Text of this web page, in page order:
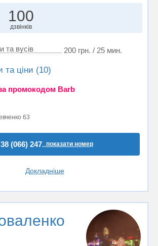
100
дзвінків
та вусів 200 грн. / 25 мин.
та ціни (10)
промокодом Barb
63
(066) 247..показати номер
Докладніше